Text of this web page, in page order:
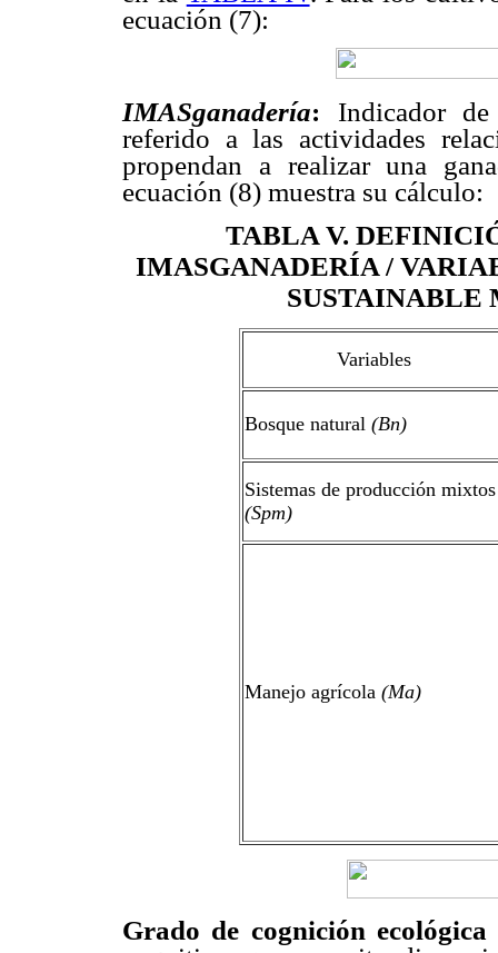
ecuación (7):
IMASganadería: Indicador de
referido a las actividades
propendan a realizar una
ecuación (8) muestra su cálculo:
TABLA V.
IMASGANADERÍA /
SUSTAINABLE
Variables
Bosque natural (Bn)
Sistemas de producción mixtos
(Spm)
Manejo agrícola (Ma)
Grado de cognición